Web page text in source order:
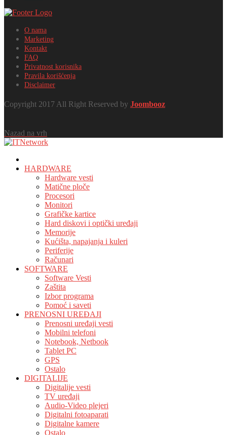
O nama
Marketing
Kontakt
FAQ
Privatnost korisnika
Pravila korišćenja
Disclaimer
Copyright 2017 All Right Reserved by Joombooz
Nazad na vrh
HARDWARE
Hardware vesti
Matične ploče
Procesori
Monitori
Grafičke kartice
Hard diskovi i optički uređaji
Memorije
Kućišta, napajanja i kuleri
Periferije
Računari
SOFTWARE
Software Vesti
Zaštita
Izbor programa
Pomoć i saveti
PRENOSNI UREĐAJI
Prenosni uređaji vesti
Mobilni telefoni
Notebook, Netbook
Tablet PC
GPS
Ostalo
DIGITALIJE
Digitalije vesti
TV uređaji
Audio-Video plejeri
Digitalni fotoaparati
Digitalne kamere
Ostalo